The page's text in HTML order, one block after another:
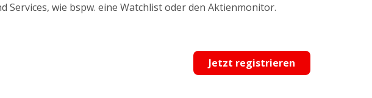
wie bspw. eine Watchlist oder den Aktienmonitor.
Jetzt registrieren